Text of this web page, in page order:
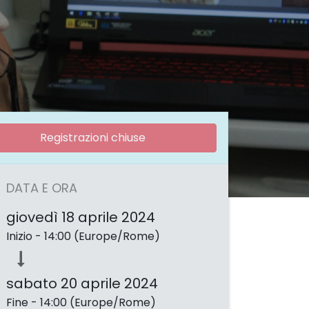
Registrazioni chiuse
DATA E ORA
giovedì 18 aprile 2024
Inizio - 14:00 (Europe/Rome)
sabato 20 aprile 2024
Fine - 14:00 (Europe/Rome)